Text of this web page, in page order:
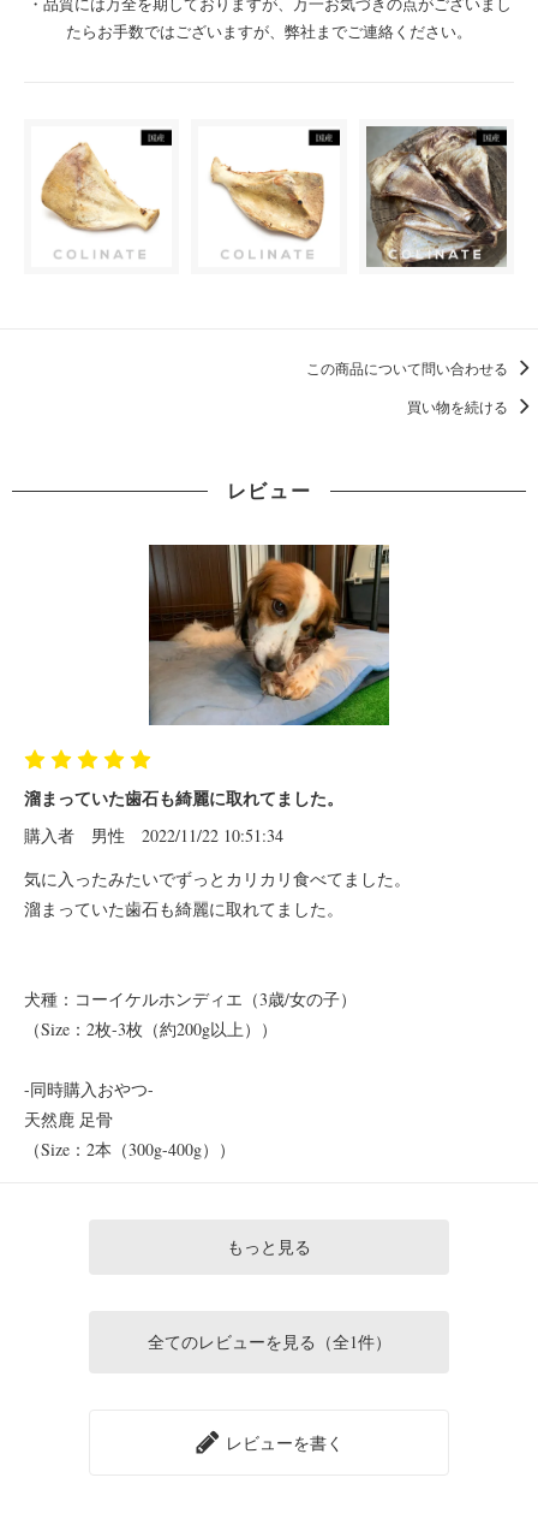
たらお手数ではございますが、弊社までご連絡ください。
この商品について問い合わせる
買い物を続ける
レビュー
溜まっていた歯石も綺麗に取れてました。
購入者 男性
2022/11/22 10:51:34
気に入ったみたいでずっとカリカリ食べてました。
溜まっていた歯石も綺麗に取れてました。
犬種：コーイケルホンディエ（3歳/女の子）
（Size：2枚-3枚（約200g以上））
-同時購入おやつ-
天然鹿 足骨
（Size：2本（300g-400g））
もっと見る
全てのレビューを見る（全1件）
レビューを書く